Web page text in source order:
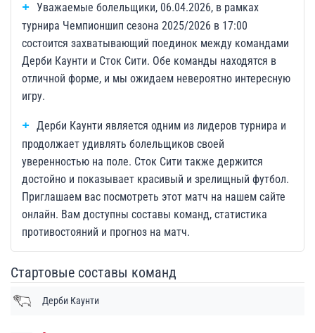
Уважаемые болельщики, 06.04.2026, в рамках
турнира Чемпионшип сезона 2025/2026 в 17:00
состоится захватывающий поединок между командами
Дерби Каунти и Сток Сити. Обе команды находятся в
отличной форме, и мы ожидаем невероятно интересную
игру.
Дерби Каунти является одним из лидеров турнира и
продолжает удивлять болельщиков своей
уверенностью на поле. Сток Сити также держится
достойно и показывает красивый и зрелищный футбол.
Приглашаем вас посмотреть этот матч на нашем сайте
онлайн. Вам доступны составы команд, статистика
противостояний и прогноз на матч.
Стартовые составы команд
Дерби Каунти